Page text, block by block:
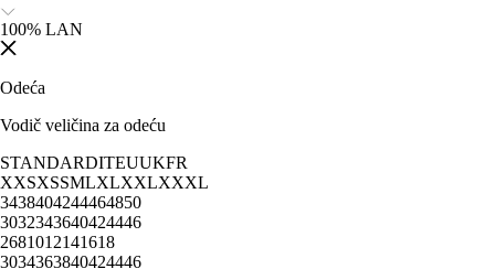
100% LAN
Odeća
Vodič veličina za odeću
STANDARDITEUUKFR
XXSXSSMLXLXXLXXXL
3438404244464850
3032343640424446
2681012141618
3034363840424446